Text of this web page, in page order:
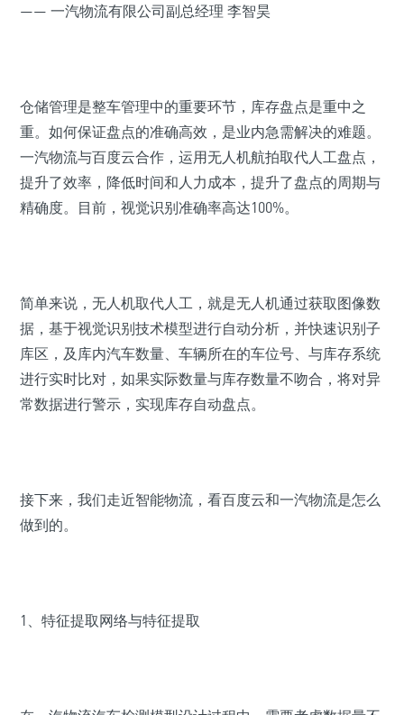
—— 一汽物流有限公司副总经理 李智昊
仓储管理是整车管理中的重要环节，库存盘点是重中之
重。如何保证盘点的准确高效，是业内急需解决的难题。
一汽物流与百度云合作，运用无人机航拍取代人工盘点，
提升了效率，降低时间和人力成本，提升了盘点的周期与
精确度。目前，视觉识别准确率高达100%。
简单来说，无人机取代人工，就是无人机通过获取图像数
据，基于视觉识别技术模型进行自动分析，并快速识别子
库区，及库内汽车数量、车辆所在的车位号、与库存系统
进行实时比对，如果实际数量与库存数量不吻合，将对异
常数据进行警示，实现库存自动盘点。
接下来，我们走近智能物流，看百度云和一汽物流是怎么
做到的。
1、特征提取网络与特征提取